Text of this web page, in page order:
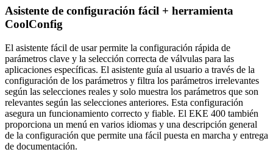
Asistente de configuración fácil + herramienta
CoolConfig
El asistente fácil de usar permite la configuración rápida de
parámetros clave y la selección correcta de válvulas para las
aplicaciones específicas. El asistente guía al usuario a través de la
configuración de los parámetros y filtra los parámetros irrelevantes
según las selecciones reales y solo muestra los parámetros que son
relevantes según las selecciones anteriores. Esta configuración
asegura un funcionamiento correcto y fiable. El EKE 400 también
proporciona un menú en varios idiomas y una descripción general
de la configuración que permite una fácil puesta en marcha y entrega
de documentación.